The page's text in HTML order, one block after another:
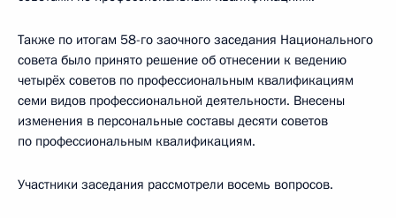
Также по итогам 58-го заочного заседания Национального
совета было принято решение об отнесении к ведению
четырёх советов по профессиональным квалификациям
семи видов профессиональной деятельности. Внесены
изменения в персональные составы десяти советов
по профессиональным квалификациям.
Участники заседания рассмотрели восемь вопросов.